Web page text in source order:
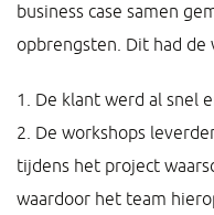
business case samen
opbrengsten. Dit had de
1. De klant werd al snel
2. De workshops
tijdens het project
waardoor het team